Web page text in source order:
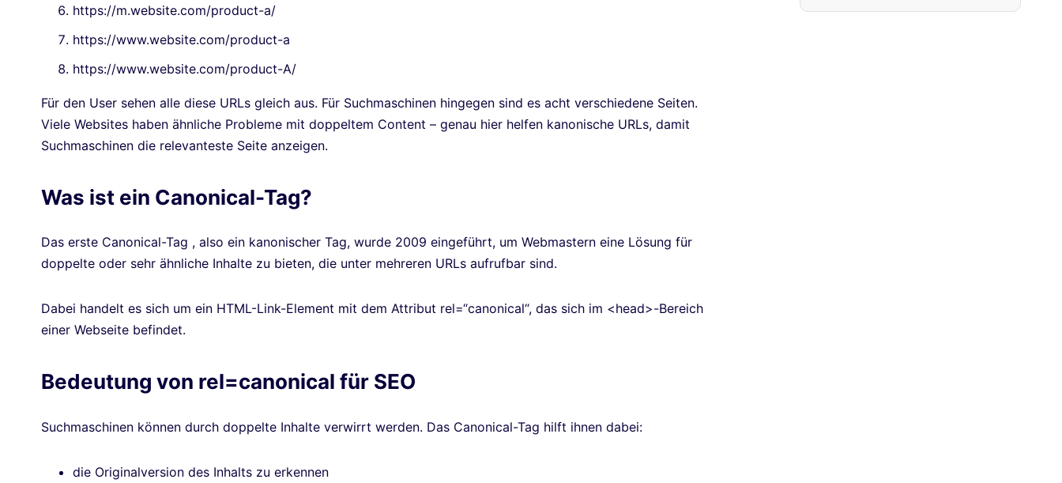
https://m.website.com/product-a/
https://www.website.com/product-a
https://www.website.com/product-A/
Für den User sehen alle diese URLs gleich aus. Für Suchmaschinen hingegen sind es acht verschiedene Seiten.
Viele Websites haben ähnliche Probleme mit doppeltem Content – genau hier helfen kanonische URLs, damit
Suchmaschinen die relevanteste Seite anzeigen.
Was ist ein Canonical-Tag?
Das erste Canonical-Tag , also ein kanonischer Tag, wurde 2009 eingeführt, um Webmastern eine Lösung für
doppelte oder sehr ähnliche Inhalte zu bieten, die unter mehreren URLs aufrufbar sind.
Dabei handelt es sich um ein HTML-Link-Element mit dem Attribut rel=“canonical“, das sich im <head>-Bereich
einer Webseite befindet.
Bedeutung von rel=canonical für SEO
Suchmaschinen können durch doppelte Inhalte verwirrt werden. Das Canonical-Tag hilft ihnen dabei:
die Originalversion des Inhalts zu erkennen